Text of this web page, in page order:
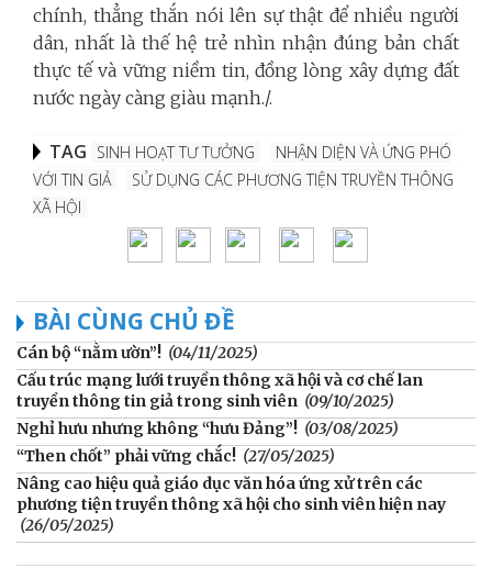
chính, thẳng thắn nói lên sự thật để nhiều người
dân, nhất là thế hệ trẻ nhìn nhận đúng bản chất
thực tế và vững niềm tin, đồng lòng xây dựng đất
nước ngày càng giàu mạnh./.
TAG SINH HOẠT TƯ TƯỞNG
NHẬN DIỆN VÀ ỨNG PHÓ
VỚI TIN GIẢ
SỬ DỤNG CÁC PHƯƠNG TIỆN TRUYỀN THÔNG
XÃ HỘI
BÀI CÙNG CHỦ ĐỀ
Cán bộ “nằm ườn”! (04/11/2025)
Cấu trúc mạng lưới truyền thông xã hội và cơ chế lan
truyền thông tin giả trong sinh viên (09/10/2025)
Nghỉ hưu nhưng không “hưu Đảng”! (03/08/2025)
“Then chốt” phải vững chắc! (27/05/2025)
Nâng cao hiệu quả giáo dục văn hóa ứng xử trên các
phương tiện truyền thông xã hội cho sinh viên hiện nay
(26/05/2025)